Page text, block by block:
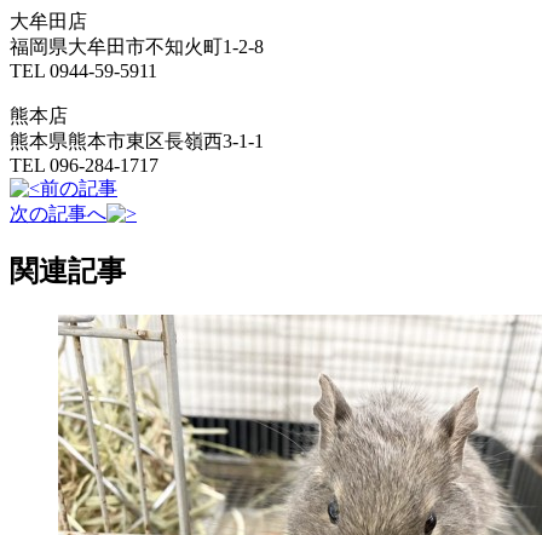
大牟田店
福岡県大牟田市不知火町1-2-8
TEL 0944-59-5911
熊本店
熊本県熊本市東区長嶺西3-1-1
TEL 096-284-1717
前の記事
次の記事へ
関連記事